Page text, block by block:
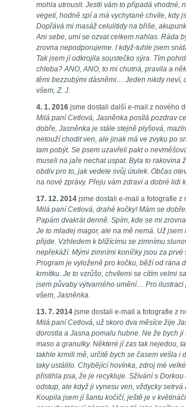
mohla utrousit. Jestli vám to připadá vhodné,
vegetí, hodně spí a má vychytané chvíle, kdy
Dopřává mi masáž celulitidy na břiše,
Ani sebe, umí se ozvat celkem nahlas. Ráda
zrovna nepodporujeme. I když-tuhle jsem
Tak jsem jí odkrojila soustečko sýra. Tím
chleba? ANO, ANO, to mi chutná, pravila a
těmi bezzubými dásněmi… Jeden nikdy neví,
všem, Z. J.
4. 1. 2016 jsme dostali další e-mail z nového
Milá paní Cetlová, Jasněnka posílá pozdrav
dobře, Jasněnka je stále stejně plyšová,
netouží chodit ven, ale jinak má ve zvyku po
tam pobýt. Se psem uzavřeli pakt o
museli na jaře nechat uspat. Byla to rakovina
obdiv pro to, jak vedete svůj útulek. Občas
na nové zprávy. Přeju vám zdraví a dobré lidi
17. 12. 2014 jsme dostali e-mail a fotografie z
Milá paní Cetlová, drahé kočky! Mám se
Papám dvakrát denně. Spím, kde se mi
Je to mladej magor, ale na mě nemá. Už
přijde. Vzhledem k blížícímu se zimnímu
nepřekáží. Mými zimními koníčky jsou za
Program je vyloženě pro kočku, běží od rána
krmítku. Je to vzrůšo, chvílemi se cítím velmi
jsem půvaby výtvarného umění… Pro
všem, Jasněnka.
13. 7. 2014 jsme dostali e-mail a fotografie z
Milá paní Cetlová, už skoro dva měsíce žije
dorostla a Jasna pomalu hubne. Ne že bych
maso a granulky. Některé jí zas tak nejedou,
takhle krmili mě, určitě bych se časem vešla
taky ustálilo. Chybějící hovínka, zdroj mé
přistihla psa, že je recykluje. Sžívání s
odstup, ale když ji vynesu ven, vždycky
Koupila jsem jí šantu kočičí, ještě je v